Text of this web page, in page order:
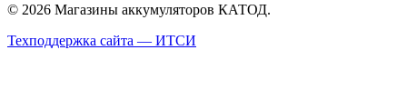
© 2026 Магазины аккумуляторов КАТОД.
Техподдержка сайта — ИТСИ